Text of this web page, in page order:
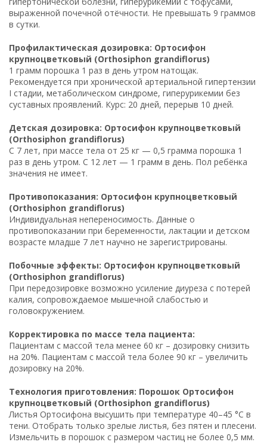
выраженной почечной отёчности. Не превышать 9 граммов
в сутки.
Профилактическая дозировка: Ортосифон
крупноцветковый (Orthosiphon grandiflorus)
1 грамм порошка 1 раз в день утром натощак.
Рекомендуется при хронической артериальной гипертензии
I стадии, метаболическом синдроме, гиперурикемии без
суставных проявлений. Курс: 20 дней, перерыв 10 дней.
Детская дозировка: Ортосифон крупноцветковый
(Orthosiphon grandiflorus)
С 7 лет, при массе тела от 25 кг — 0,5 грамма порошка 1
раз в день утром. С 12 лет — 1 грамм в день. Пол ребёнка
значения не имеет.
Противопоказания: Ортосифон крупноцветковый
(Orthosiphon grandiflorus)
Индивидуальная непереносимость. Данные о
противопоказании при беременности, лактации и детском
возрасте младше 7 лет научно не зарегистрированы.
Побочные эффекты: Ортосифон крупноцветковый
(Orthosiphon grandiflorus)
При передозировке возможно усиление диуреза с потерей
калия, сопровождаемое мышечной слабостью и
головокружением.
Корректировка по массе тела пациента:
Пациентам с массой тела менее 60 кг – дозировку снизить
на 20%. Пациентам с массой тела более 90 кг – увеличить
дозировку на 20%.
Технология приготовления: Порошок Ортосифон
крупноцветковый (Orthosiphon grandiflorus)
Листья Ортосифона высушить при температуре 40–45 °C в
тени. Отобрать только зрелые листья, без пятен и плесени.
Измельчить в порошок с размером частиц не более 0,5 мм.